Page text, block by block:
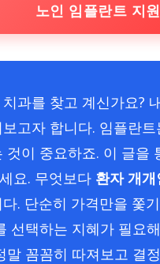
노인 임플란트 지
과를 찾고 계신가요?
고자 합니다. 임플란
것이 중요하죠. 이 글을
요. 무엇보다 환자 개
. 단순히 가격만을 쫓
선택하는 지혜가 필요
말 꼼꼼히 따져보고 결